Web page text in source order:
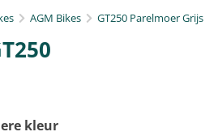
AGM Bikes GT250 Parelmoer Grijs
kleur